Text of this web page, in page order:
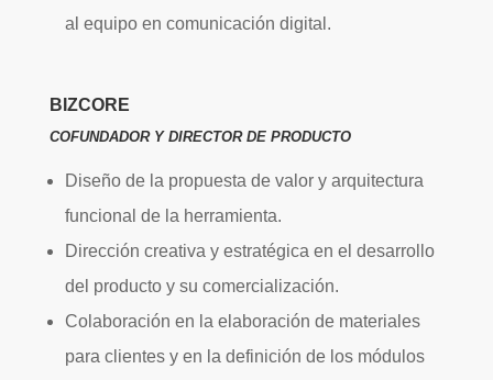
al equipo en comunicación digital.
BIZCORE
COFUNDADOR Y DIRECTOR DE PRODUCTO
Diseño de la propuesta de valor y arquitectura
funcional de la herramienta.
Dirección creativa y estratégica en el desarrollo
del producto y su comercialización.
Colaboración en la elaboración de materiales
para clientes y en la definición de los módulos